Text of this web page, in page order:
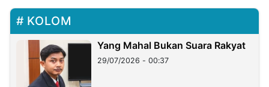
KOLOM
Yang Mahal Bukan Suara Rakyat
29/07/2026 - 00:37